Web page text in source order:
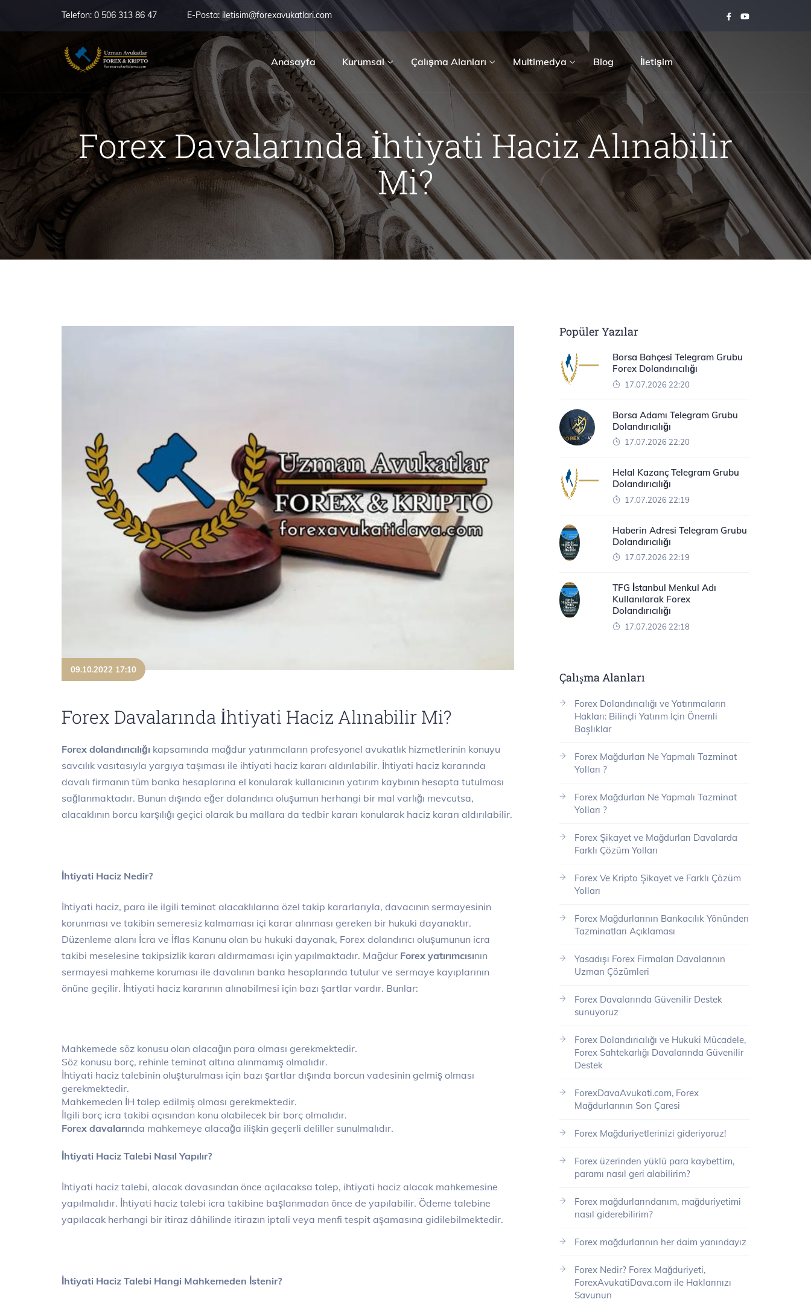
Telefon: 0 506 313 86 47 E-Posta: iletisim@forexavukatlari.com
Anasayfa Kurumsal Çalışma Alanları Multimedya Blog İletişim
Forex Davalarında İhtiyati Haciz Alınabilir
Mi?
09.10.2022 17:10
Forex Davalarında İhtiyati Haciz Alınabilir Mi?
Forex dolandırıcılığı kapsamında mağdur yatırımcıların profesyonel avukatlık hizmetlerinin konuyu
savcılık vasıtasıyla yargıya taşıması ile ihtiyati haciz kararı aldırılabilir. İhtiyati haciz kararında
davalı firmanın tüm banka hesaplarına el konularak kullanıcının yatırım kaybının hesapta tutulması
sağlanmaktadır. Bunun dışında eğer dolandırıcı oluşumun herhangi bir mal varlığı mevcutsa,
alacaklının borcu karşılığı geçici olarak bu mallara da tedbir kararı konularak haciz kararı aldırılabilir.
İhtiyati Haciz Nedir?
İhtiyati haciz, para ile ilgili teminat alacaklılarına özel takip kararlarıyla, davacının sermayesinin
korunması ve takibin semeresiz kalmaması içi karar alınması gereken bir hukuki dayanaktır.
Düzenleme alanı İcra ve İflas Kanunu olan bu hukuki dayanak, Forex dolandırıcı oluşumunun icra
takibi meselesine takipsizlik kararı aldırmaması için yapılmaktadır. Mağdur Forex yatırımcısının
sermayesi mahkeme koruması ile davalının banka hesaplarında tutulur ve sermaye kayıplarının
önüne geçilir. İhtiyati haciz kararının alınabilmesi için bazı şartlar vardır. Bunlar:
Mahkemede söz konusu olan alacağın para olması gerekmektedir.
Söz konusu borç, rehinle teminat altına alınmamış olmalıdır.
İhtiyati haciz talebinin oluşturulması için bazı şartlar dışında borcun vadesinin gelmiş olması
gerekmektedir.
Mahkemeden İH talep edilmiş olması gerekmektedir.
İlgili borç icra takibi açısından konu olabilecek bir borç olmalıdır.
Forex davalarında mahkemeye alacağa ilişkin geçerli deliller sunulmalıdır.
İhtiyati Haciz Talebi Nasıl Yapılır?
İhtiyati haciz talebi, alacak davasından önce açılacaksa talep, ihtiyati haciz alacak mahkemesine
yapılmalıdır. İhtiyati haciz talebi icra takibine başlanmadan önce de yapılabilir. Ödeme talebine
yapılacak herhangi bir itiraz dâhilinde itirazın iptali veya menfi tespit aşamasına gidilebilmektedir.
İhtiyati Haciz Talebi Hangi Mahkemeden İstenir?
Popüler Yazılar
Borsa Bahçesi Telegram Grubu
Forex Dolandırıcılığı
17.07.2026 22:20
Borsa Adamı Telegram Grubu
Dolandırıcılığı
17.07.2026 22:20
Helal Kazanç Telegram Grubu
Dolandırıcılığı
17.07.2026 22:19
Haberin Adresi Telegram Grubu
Dolandırıcılığı
17.07.2026 22:19
TFG İstanbul Menkul Adı
Kullanılarak Forex
Dolandırıcılığı
17.07.2026 22:18
Çalışma Alanları
Forex Dolandırıcılığı ve Yatırımcıların
Hakları: Bilinçli Yatırım İçin Önemli
Başlıklar
Forex Mağdurları Ne Yapmalı Tazminat
Yolları ?
Forex Mağdurları Ne Yapmalı Tazminat
Yolları ?
Forex Şikayet ve Mağdurları Davalarda
Farklı Çözüm Yolları
Forex Ve Kripto Şikayet ve Farklı Çözüm
Yolları
Forex Mağdurlarının Bankacılık Yönünden
Tazminatları Açıklaması
Yasadışı Forex Firmaları Davalarının
Uzman Çözümleri
Forex Davalarında Güvenilir Destek
sunuyoruz
Forex Dolandırıcılığı ve Hukuki Mücadele,
Forex Sahtekarlığı Davalarında Güvenilir
Destek
ForexDavaAvukati.com, Forex
Mağdurlarının Son Çaresi
Forex Mağduriyetlerinizi gideriyoruz!
Forex üzerinden yüklü para kaybettim,
paramı nasıl geri alabilirim?
Forex mağdurlarındanım, mağduriyetimi
nasıl giderebilirim?
Forex mağdurlarının her daim yanındayız
Forex Nedir? Forex Mağduriyeti,
ForexAvukatiDava.com ile Haklarınızı
Savunun